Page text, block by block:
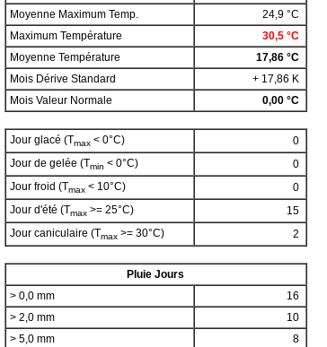
Moyenne Maximum Temp.
24,9 °C
Maximum Température
30,5 °C
Moyenne Température
17,86 °C
Mois Dérive Standard
+ 17,86 K
Mois Valeur Normale
0,00 °C
Jour glacé (Tmax< 0°C)
0
Jour de gelée (Tmin < 0°C)
0
Jour froid (Tmax< 10°C)
0
Jour d'été (Tmax>= 25°C)
15
Jour caniculaire (Tmax>= 30°C) 2
Pluie Jours
> 0,0 mm
16
> 2,0 mm
10
> 5,0 mm
8